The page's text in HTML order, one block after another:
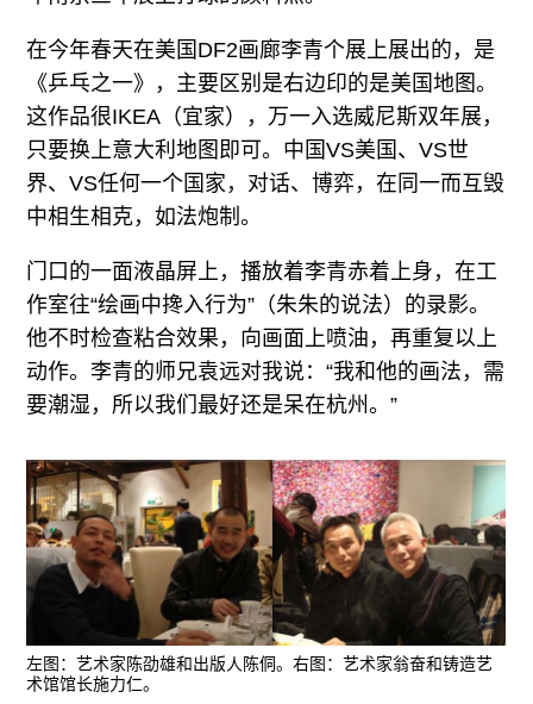
在今年春天在美国DF2画廊李青个展上展出的，是
《乒乓之一》，主要区别是右边印的是美国地图。
这作品很IKEA（宜家），万一入选威尼斯双年展，
只要换上意大利地图即可。中国VS美国、VS世
界、VS任何一个国家，对话、博弈，在同一而互毁
中相生相克，如法炮制。
门口的一面液晶屏上，播放着李青赤着上身，在工
作室往“绘画中搀入行为”（朱朱的说法）的录影。
他不时检查粘合效果，向画面上喷油，再重复以上
动作。李青的师兄袁远对我说：“我和他的画法，需
要潮湿，所以我们最好还是呆在杭州。”
左图：艺术家陈劭雄和出版人陈侗。右图：艺术家翁奋和铸造艺
术馆馆长施力仁。